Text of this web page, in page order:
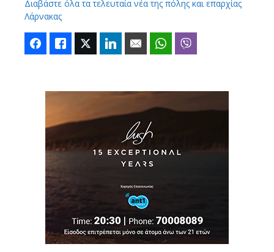
Διαβάστε όλα τα τελευταία νέα της πόλης και επαρχίας
Λάρνακας
FacebookLike Twitter LinkedIn Email WhatsApp